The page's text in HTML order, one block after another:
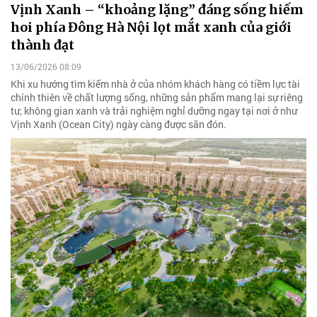
Vịnh Xanh – “khoảng lặng” đáng sống hiếm
hoi phía Đông Hà Nội lọt mắt xanh của giới
thành đạt
13/06/2026 08:09
Khi xu hướng tìm kiếm nhà ở của nhóm khách hàng có tiềm lực tài
chính thiên về chất lượng sống, những sản phẩm mang lại sự riêng
tư, không gian xanh và trải nghiệm nghỉ dưỡng ngay tại nơi ở như
Vịnh Xanh (Ocean City) ngày càng được săn đón.